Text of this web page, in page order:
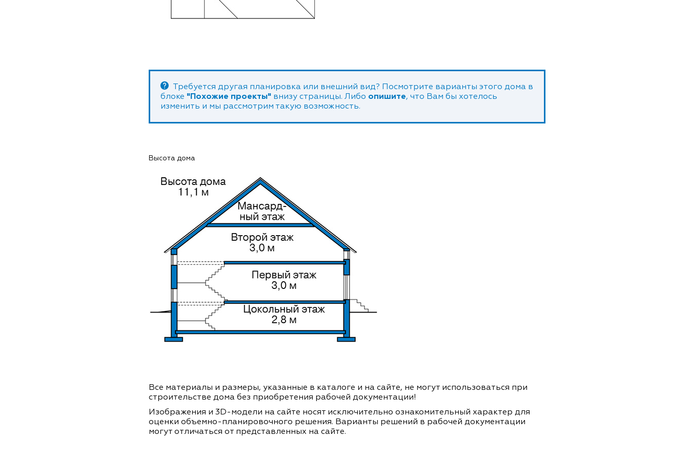
Требуется другая планировка или внешний вид? Посмотрите варианты этого дома в
блоке "Похожие проекты" внизу страницы. Либо опишите, что Вам бы хотелось
изменить и мы рассмотрим такую возможность.
Высота дома
Все материалы и размеры, указанные в каталоге и на сайте, не могут использоваться при
строительстве дома без приобретения рабочей документации!
Изображения и 3D-модели на сайте носят исключительно ознакомительный характер для
оценки объемно-планировочного решения. Варианты решений в рабочей документации
могут отличаться от представленных на сайте.